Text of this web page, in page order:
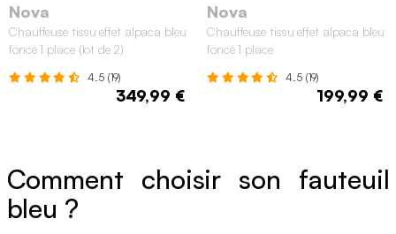
Nova
Chauffeuse tissu effet alpaca bleu
foncé 1 place (lot de 2)
4.5 (19)
349,99 €
Nova
Chauffeuse tissu effet alpaca bleu
foncé 1 place
4.5 (19)
199,99 €
Comment choisir son fauteuil
bleu ?